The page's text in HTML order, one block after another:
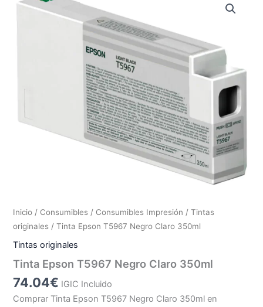
Inicio / Consumibles / Consumibles Impresión /Tintas
originales / Tinta Epson T5967 Negro Claro 350ml
Tintas originales
Tinta Epson T5967 Negro Claro 350ml
74.04€ IGIC Incluido
Comprar Tinta Epson T5967 Negro Claro 350ml en